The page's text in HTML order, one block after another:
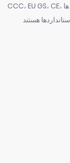
CCC، EU GS، CE، ایتالیا، برزیل، اسرائیل، کره جنوبی و سایر گواهینامه ها